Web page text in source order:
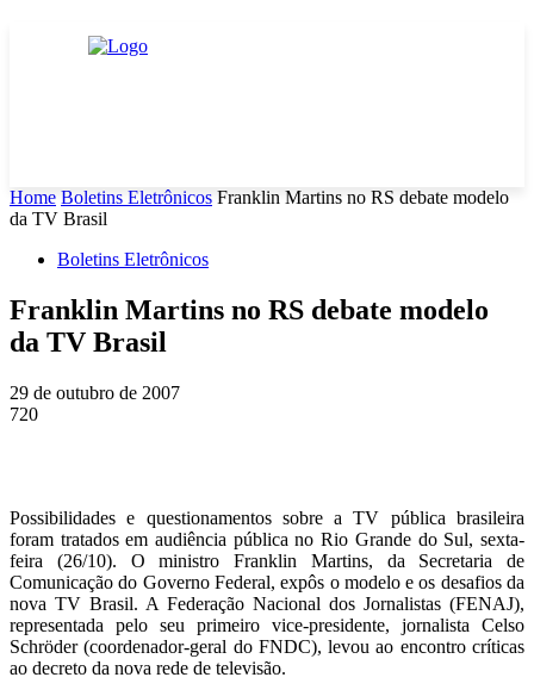
Home Boletins Eletrônicos Franklin Martins no RS debate modelo
da TV Brasil
Boletins Eletrônicos
Franklin Martins no RS debate modelo
da TV Brasil
29 de outubro de 2007
720
Possibilidades e questionamentos sobre a TV pública brasileira
foram tratados em audiência pública no Rio Grande do Sul, sexta-
feira (26/10). O ministro Franklin Martins, da Secretaria de
Comunicação do Governo Federal, expôs o modelo e os desafios da
nova TV Brasil. A Federação Nacional dos Jornalistas (FENAJ),
representada pelo seu primeiro vice-presidente, jornalista Celso
Schröder (coordenador-geral do FNDC), levou ao encontro críticas
ao decreto da nova rede de televisão.